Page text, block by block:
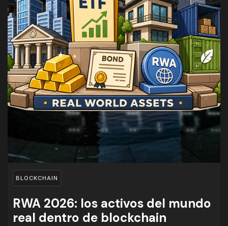
BLOCKCHAIN
RWA 2026: los activos del mundo
real dentro de blockchain